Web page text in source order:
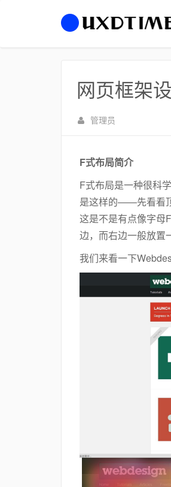
网页框架
管理员
F式布局简介
F式布局是一种很科
是这样的——先看看
这是不是有点像字母
边，而右边一般放置
我们来看一下